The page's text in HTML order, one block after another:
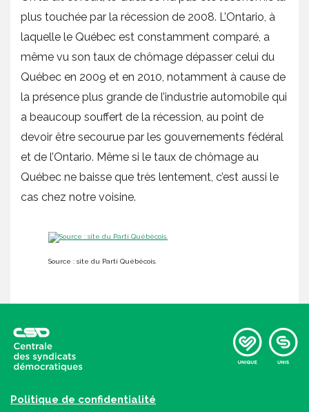
plus touchée par la récession de 2008. L’Ontario, à
laquelle le Québec est constamment comparé, a
même vu son taux de chômage dépasser celui du
Québec en 2009 et en 2010, notamment à cause de
la présence plus grande de l’industrie automobile qui
a beaucoup souffert de la récession, au point de
devoir être secourue par les gouvernements fédéral
et de l’Ontario. Même si le taux de chômage au
Québec ne baisse que très lentement, c’est aussi le
cas chez notre voisine.
Source : site du Parti Québécois.
Politique de confidentialité